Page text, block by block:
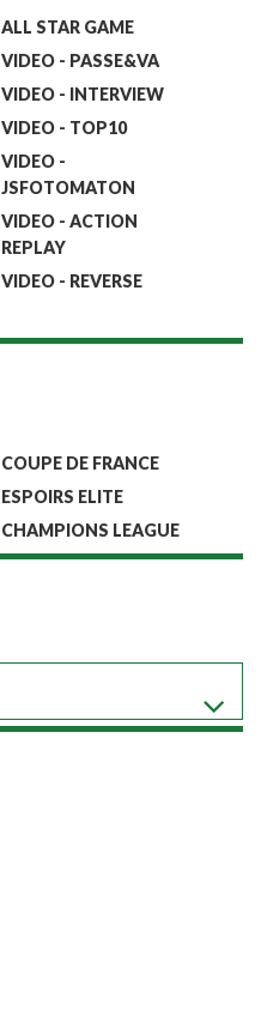
ALL STAR GAME
VIDEO - PASSE&VA
VIDEO - INTERVIEW
VIDEO - TOP10
VIDEO -
JSFOTOMATON
VIDEO - ACTION
REPLAY
VIDEO - REVERSE
COUPE DE FRANCE
ESPOIRS ELITE
CHAMPIONS LEAGUE